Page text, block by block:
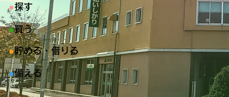
​●探す
​●買う
​●貯める・借りる
​●備える